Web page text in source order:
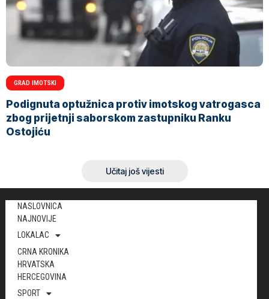
GRAD IMOTSKI
Podignuta optužnica protiv imotskog vatrogasca
zbog prijetnji saborskom zastupniku Ranku
Ostojiću
Učitaj još vijesti
NASLOVNICA
NAJNOVIJE
LOKALAC
CRNA KRONIKA
HRVATSKA
HERCEGOVINA
SPORT